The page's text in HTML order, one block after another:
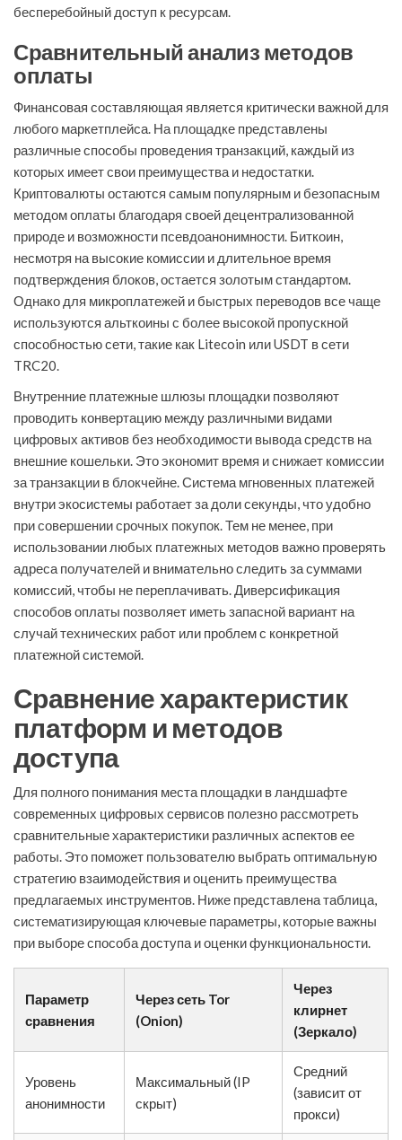
бесперебойный доступ к ресурсам.
Сравнительный анализ методов
оплаты
Финансовая составляющая является критически важной для
любого маркетплейса. На площадке представлены
различные способы проведения транзакций, каждый из
которых имеет свои преимущества и недостатки.
Криптовалюты остаются самым популярным и безопасным
методом оплаты благодаря своей децентрализованной
природе и возможности псевдоанонимности. Биткоин,
несмотря на высокие комиссии и длительное время
подтверждения блоков, остается золотым стандартом.
Однако для микроплатежей и быстрых переводов все чаще
используются альткоины с более высокой пропускной
способностью сети, такие как Litecoin или USDT в сети
TRC20.
Внутренние платежные шлюзы площадки позволяют
проводить конвертацию между различными видами
цифровых активов без необходимости вывода средств на
внешние кошельки. Это экономит время и снижает комиссии
за транзакции в блокчейне. Система мгновенных платежей
внутри экосистемы работает за доли секунды, что удобно
при совершении срочных покупок. Тем не менее, при
использовании любых платежных методов важно проверять
адреса получателей и внимательно следить за суммами
комиссий, чтобы не переплачивать. Диверсификация
способов оплаты позволяет иметь запасной вариант на
случай технических работ или проблем с конкретной
платежной системой.
Сравнение характеристик
платформ и методов
доступа
Для полного понимания места площадки в ландшафте
современных цифровых сервисов полезно рассмотреть
сравнительные характеристики различных аспектов ее
работы. Это поможет пользователю выбрать оптимальную
стратегию взаимодействия и оценить преимущества
предлагаемых инструментов. Ниже представлена таблица,
систематизирующая ключевые параметры, которые важны
при выборе способа доступа и оценки функциональности.
Параметр
сравнения
Через сеть Tor
(Onion)
Через
клирнет
(Зеркало)
Уровень
анонимности
Максимальный (IP
скрыт)
Средний
(зависит от
прокси)